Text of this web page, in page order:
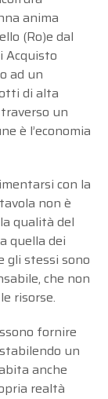
anima
(Ro)e dal
Acquisto
ad un
di alta
un
è l’economia
con la
non è
qualità del
quella dei
gli stessi sono
che non
risorse.
fornire
un
anche
realtà